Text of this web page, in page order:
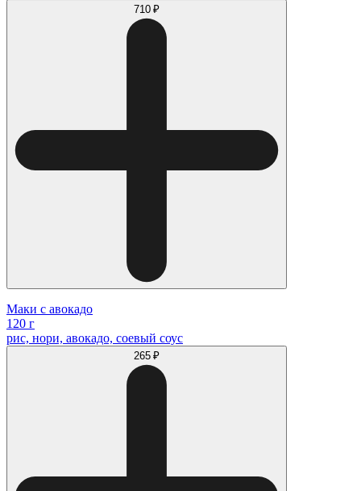
710 ₽
Маки с авокадо
120 г
рис, нори, авокадо, соевый соус
265 ₽